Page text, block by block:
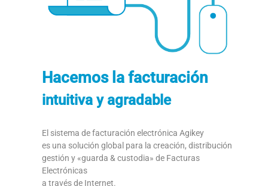
Hacemos la facturación
intuitiva y agradable
El sistema de facturación electrónica Agikey
es una solución global para la creación, distribución
gestión y «guarda & custodia» de Facturas
Electrónicas
a través de Internet.